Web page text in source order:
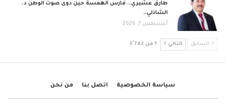
طارق عشيري.. فارس الهمسة حين دوى صوت الوطن د.
الشاذلي…
أغسطس 7, 2026
السابق التالي 1 من 3٬742
سياسة الخصوصية اتصل بنا من نحن